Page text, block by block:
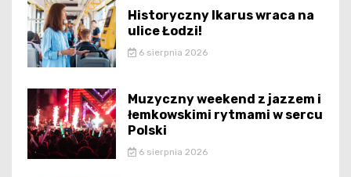
Historyczny Ikarus wraca na
ulice Łodzi!
6 sierpnia 2026
Muzyczny weekend z jazzem i
łemkowskimi rytmami w sercu
Polski
6 sierpnia 2026